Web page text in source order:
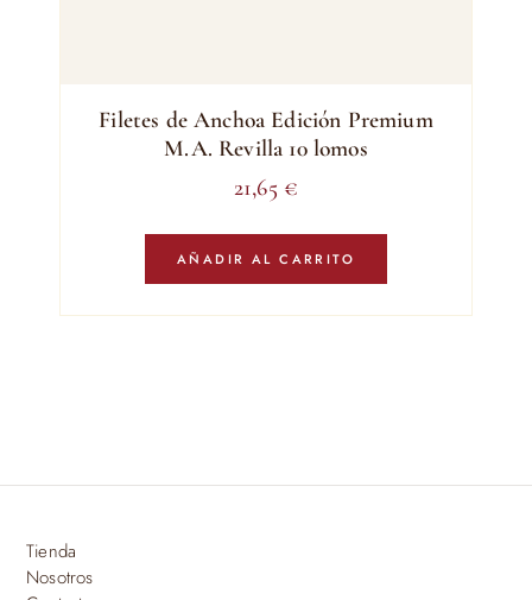
Filetes de Anchoa Edición Premium
M.A. Revilla 10 lomos
21,65 €
AÑADIR AL CARRITO
Tienda
Nosotros